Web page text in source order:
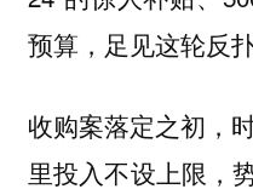
预算，足见这轮反
收购案落定之初，
里投入不设上限，